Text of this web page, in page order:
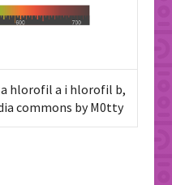
hlorofil a i hlorofil b,
commons by M0tty